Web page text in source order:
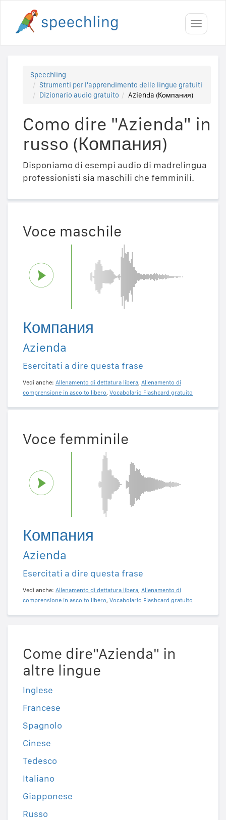
Toggle
Speechling
Strumenti per l'apprendimento delle lingue gratuiti
Dizionario audio gratuito
Azienda (Компания)
Como dire "Azienda" in
russo (Компания)
Disponiamo di esempi audio di madrelingua
professionisti sia maschili che femminili.
Voce maschile
Компания
Azienda
Esercitati a dire questa frase
Vedi anche: Allenamento di dettatura libera, Allenamento di
comprensione in ascolto libero, Vocabolario Flashcard gratuito
Voce femminile
Компания
Azienda
Esercitati a dire questa frase
Vedi anche: Allenamento di dettatura libera, Allenamento di
comprensione in ascolto libero, Vocabolario Flashcard gratuito
Come dire"Azienda" in
altre lingue
Inglese
Francese
Spagnolo
Cinese
Tedesco
Italiano
Giapponese
Russo